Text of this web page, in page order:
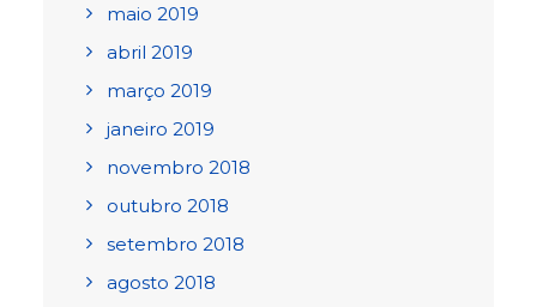
maio 2019
abril 2019
março 2019
janeiro 2019
novembro 2018
outubro 2018
setembro 2018
agosto 2018